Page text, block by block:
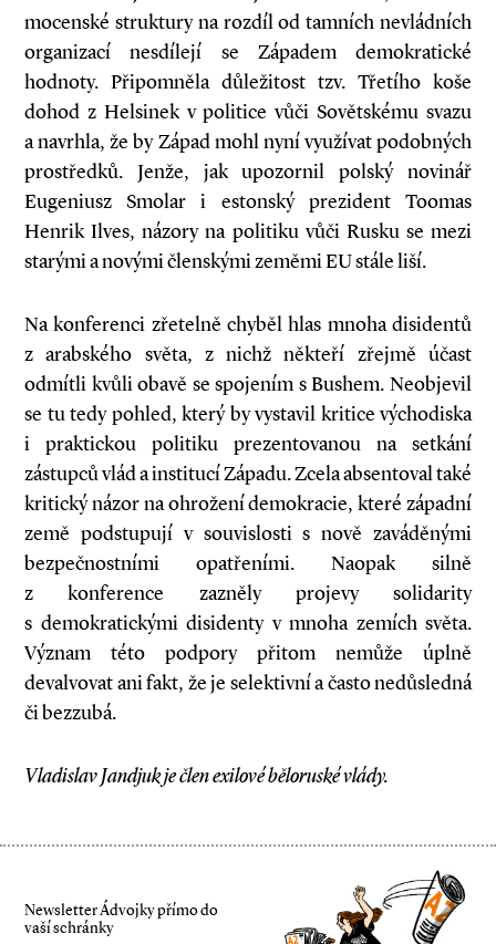
mocenské struktury na rozdíl od tamních nevládních
organizací nesdílejí se Západem demokratické
hodnoty. Připomněla důležitost tzv. Třetího koše
dohod z Helsinek v politice vůči Sovětskému svazu
a navrhla, že by Západ mohl nyní využívat podobných
prostředků. Jenže, jak upozornil polský novinář
Eugeniusz Smolar i estonský prezident Toomas
Henrik Ilves, názory na politiku vůči Rusku se mezi
starými a novými členskými zeměmi EU stále liší.
Na konferenci zřetelně chyběl hlas mnoha disidentů
z arabského světa, z nichž někteří zřejmě účast
odmítli kvůli obavě se spojením s Bushem. Neobjevil
se tu tedy pohled, který by vystavil kritice východiska
i praktickou politiku prezentovanou na setkání
zástupců vlád a institucí Západu. Zcela absentoval také
kritický názor na ohrožení demokracie, které západní
země podstupují v souvislosti s nově zaváděnými
bezpečnostními opatřeními. Naopak silně
z konference zazněly projevy solidarity
s demokratickými disidenty v mnoha zemích světa.
Význam této podpory přitom nemůže úplně
devalvovat ani fakt, že je selektivní a často nedůsledná
či bezzubá.
Vladislav Jandjuk je člen exilové běloruské vlády.
Newsletter Ádvojky přímo do
vaší schránky